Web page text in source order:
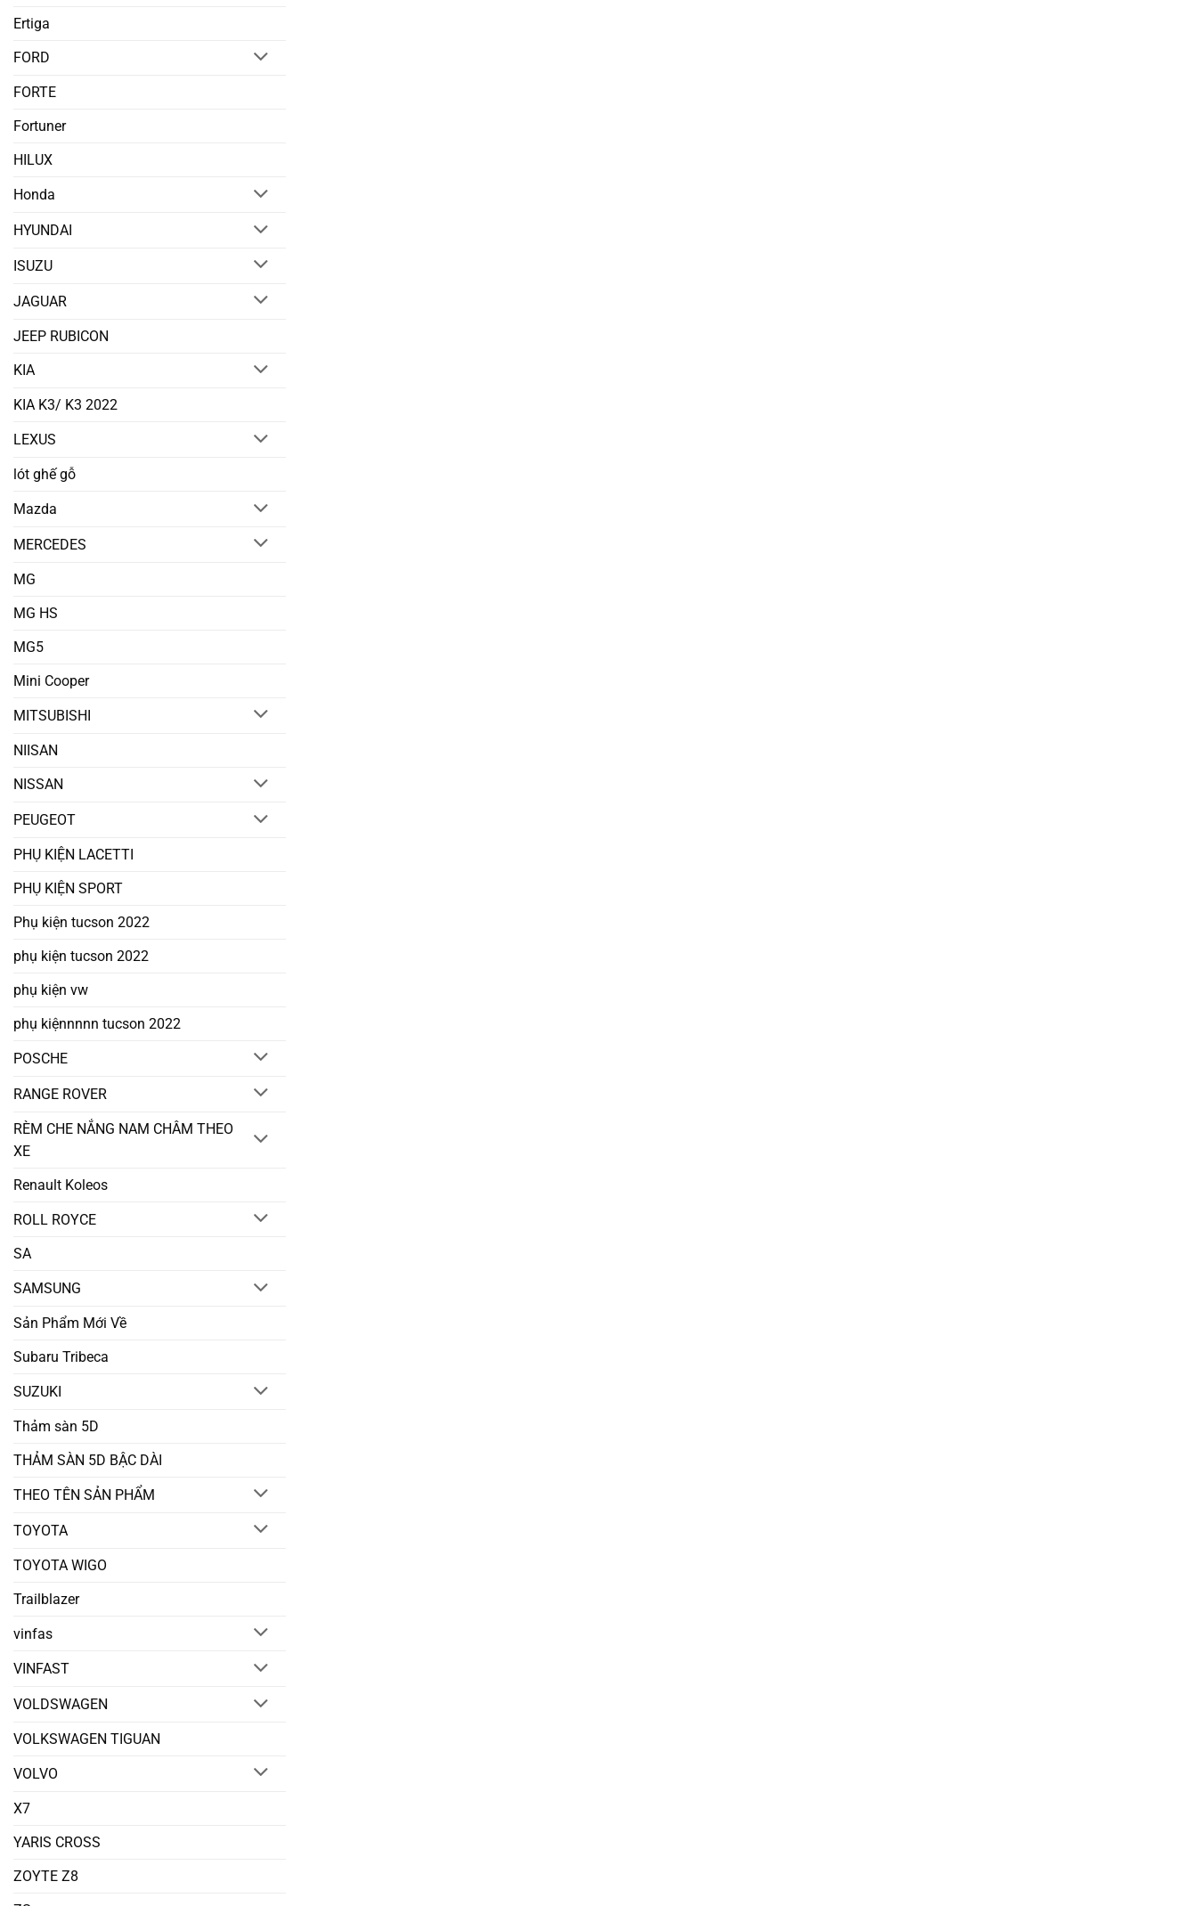
Ertiga
FORD
FORTE
Fortuner
HILUX
Honda
HYUNDAI
ISUZU
JAGUAR
JEEP RUBICON
KIA
KIA K3/ K3 2022
LEXUS
lót ghế gỗ
Mazda
MERCEDES
MG
MG HS
MG5
Mini Cooper
MITSUBISHI
NIISAN
NISSAN
PEUGEOT
PHỤ KIỆN LACETTI
PHỤ KIỆN SPORT
Phụ kiện tucson 2022
phụ kiện tucson 2022
phụ kiện vw
phụ kiệnnnnn tucson 2022
POSCHE
RANGE ROVER
RÈM CHE NẮNG NAM CHÂM THEO
XE
Renault Koleos
ROLL ROYCE
SA
SAMSUNG
Sản Phẩm Mới Về
Subaru Tribeca
SUZUKI
Thảm sàn 5D
THẢM SÀN 5D BẬC DÀI
THEO TÊN SẢN PHẨM
TOYOTA
TOYOTA WIGO
Trailblazer
vinfas
VINFAST
VOLDSWAGEN
VOLKSWAGEN TIGUAN
VOLVO
X7
YARIS CROSS
ZOYTE Z8